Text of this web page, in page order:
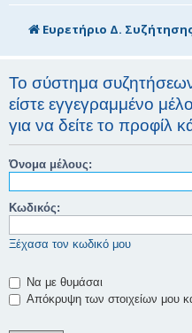
Ευρετήριο Δ.
Το σύστημα συζητήσεων
είστε εγγεγραμμένο
για να δείτε το προφίλ
Όνομα μέλους:
Κωδικός:
Ξέχασα τον κωδικό μου
Να με θυμάσαι
Απόκρυψη των στοιχείων μου